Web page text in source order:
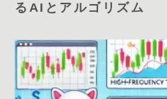
るAIとアルゴリズム